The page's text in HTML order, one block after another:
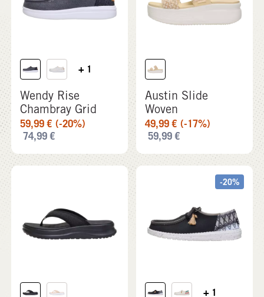
+ 1
Wendy Rise
Chambray Grid
59,99€ (-20%)
74,99€
Austin Slide
Woven
49,99€ (-17%)
59,99€
-20%
+ 1